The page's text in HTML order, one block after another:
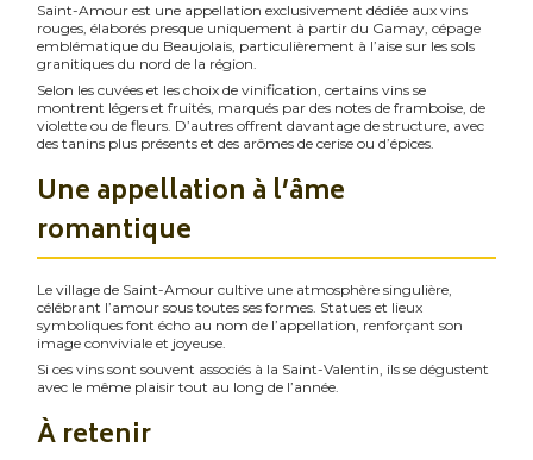
Saint-Amour est une appellation exclusivement dédiée aux vins
rouges, élaborés presque uniquement à partir du Gamay, cépage
emblématique du Beaujolais, particulièrement à l’aise sur les sols
granitiques du nord de la région.
Selon les cuvées et les choix de vinification, certains vins se
montrent légers et fruités, marqués par des notes de framboise, de
violette ou de fleurs. D’autres offrent davantage de structure, avec
des tanins plus présents et des arômes de cerise ou d’épices.
Une appellation à l’âme
romantique
Le village de Saint-Amour cultive une atmosphère singulière,
célébrant l’amour sous toutes ses formes. Statues et lieux
symboliques font écho au nom de l’appellation, renforçant son
image conviviale et joyeuse.
Si ces vins sont souvent associés à la Saint-Valentin, ils se dégustent
avec le même plaisir tout au long de l’année.
À retenir